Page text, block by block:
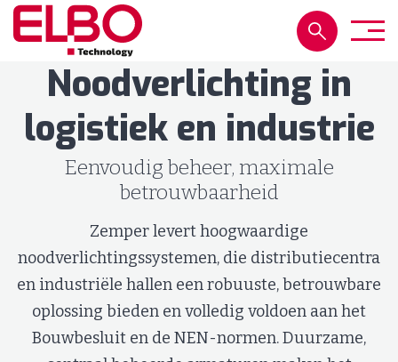
Noodverlichting in
logistiek en industrie
Eenvoudig beheer, maximale
betrouwbaarheid
Zemper levert hoogwaardige
noodverlichtingssystemen, die distributiecentra
en industriële hallen een robuuste, betrouwbare
oplossing bieden en volledig voldoen aan het
Bouwbesluit en de NEN-normen. Duurzame,